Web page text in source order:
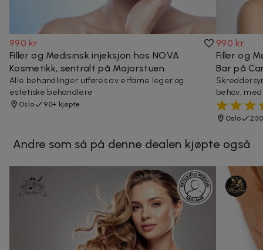
990 kr
Filler og Medisinsk injeksjon hos NOVA
Kosmetikk, sentralt på Majorstuen
Alle behandlinger utføres av erfarne leger og
estetiske behandlere
Oslo 90+ kjøpte
990 kr
Filler og
Bar på
behov,
Oslo
Andre som så på denne dealen kjøpte også